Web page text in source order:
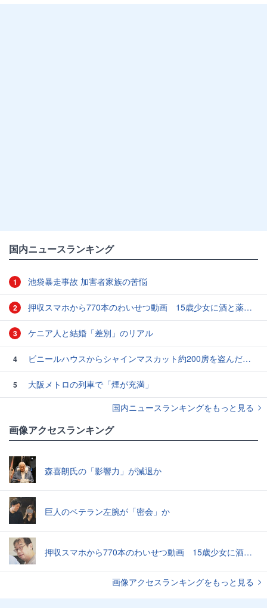
国内ニュースランキング
1 池袋暴走事故 加害者家族の苦悩
2 押収スマホから770本のわいせつ動画 15歳少女に酒と薬飲ませ性的暴行か 54歳男を再逮捕 「薬もありますよ」とSNSで誘い出し
3 ケニア人と結婚「差別」のリアル
4 ビニールハウスからシャインマスカット約200房を盗んだ疑い ネットで販売か 無職の男（42）逮捕 岡山県警
5
大阪メトロの列車で「煙が充満」
国内ニュースランキングをもっと見る
画像アクセスランキング
森喜朗氏の「影響力」が減退か
巨人のベテラン左腕が「密会」か
押収スマホから770本のわいせつ動画 15歳少女に酒と薬飲ませ性的暴行か 54歳男を再逮捕 「薬もありますよ」とSNSで誘い出し
画像アクセスランキングをもっと見る